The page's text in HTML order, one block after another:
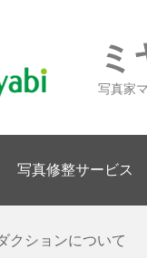
写真家
写真修整サービス
クションについて